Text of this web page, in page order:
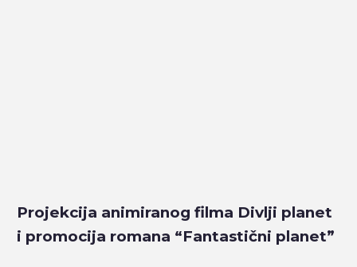
Projekcija animiranog filma Divlji planet
i promocija romana “Fantastični planet”